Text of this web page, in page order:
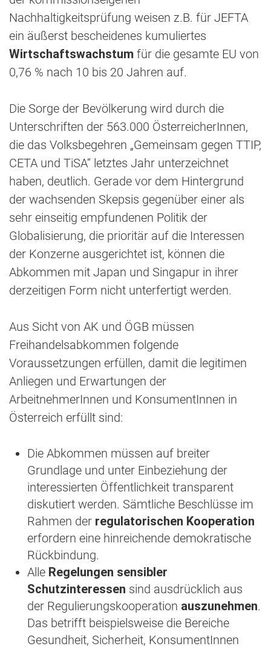
Nachhaltigkeitsprüfung weisen z.B. für JEFTA
ein äußerst bescheidenes kumuliertes
Wirtschaftswachstum für die gesamte EU von
0,76 % nach 10 bis 20 Jahren auf.
Die Sorge der Bevölkerung wird durch die
Unterschriften der 563.000 ÖsterreicherInnen,
die das Volksbegehren „Gemeinsam gegen TTIP,
CETA und TiSA“ letztes Jahr unterzeichnet
haben, deutlich. Gerade vor dem Hintergrund
der wachsenden Skepsis gegenüber einer als
sehr einseitig empfundenen Politik der
Globalisierung, die prioritär auf die Interessen
der Konzerne ausgerichtet ist, können die
Abkommen mit Japan und Singapur in ihrer
derzeitigen Form nicht unterfertigt werden.
Aus Sicht von AK und ÖGB müssen
Freihandelsabkommen folgende
Voraussetzungen erfüllen, damit die legitimen
Anliegen und Erwartungen der
ArbeitnehmerInnen und KonsumentInnen in
Österreich erfüllt sind:
Die Abkommen müssen auf breiter
Grundlage und unter Einbeziehung der
interessierten Öffentlichkeit transparent
diskutiert werden. Sämtliche Beschlüsse im
Rahmen der regulatorischen Kooperation
erfordern eine hinreichende demokratische
Rückbindung.
Alle Regelungen sensibler
Schutzinteressen sind ausdrücklich aus
der Regulierungskooperation auszunehmen.
Das betrifft beispielsweise die Bereiche
Gesundheit, Sicherheit, KonsumentInnen